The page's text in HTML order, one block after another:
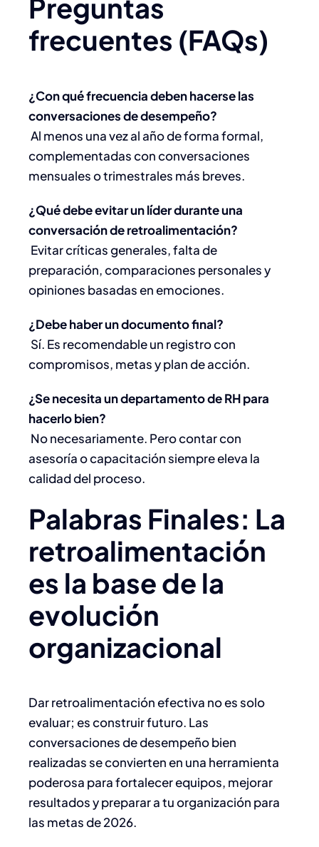
Preguntas
frecuentes (FAQs)
¿Con qué frecuencia deben hacerse las
conversaciones de desempeño?
Al menos una vez al año de forma formal,
complementadas con conversaciones
mensuales o trimestrales más breves.
¿Qué debe evitar un líder durante una
conversación de retroalimentación?
Evitar críticas generales, falta de
preparación, comparaciones personales y
opiniones basadas en emociones.
¿Debe haber un documento final?
Sí. Es recomendable un registro con
compromisos, metas y plan de acción.
¿Se necesita un departamento de RH para
hacerlo bien?
No necesariamente. Pero contar con
asesoría o capacitación siempre eleva la
calidad del proceso.
Palabras Finales: La
retroalimentación
es la base de la
evolución
organizacional
Dar retroalimentación efectiva no es solo
evaluar; es construir futuro. Las
conversaciones de desempeño bien
realizadas se convierten en una herramienta
poderosa para fortalecer equipos, mejorar
resultados y preparar a tu organización para
las metas de 2026.